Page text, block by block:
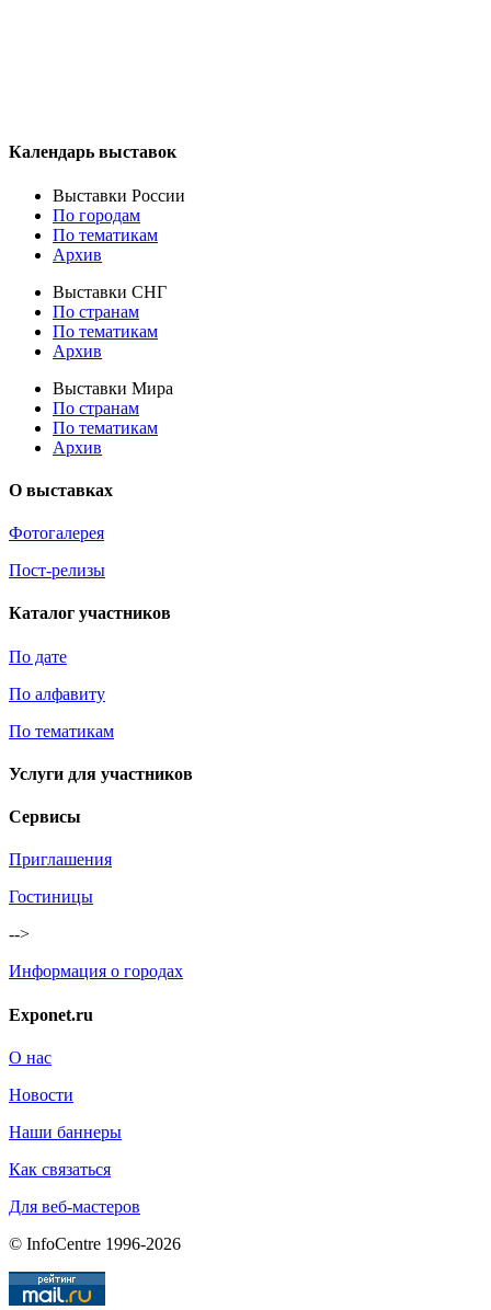
Календарь выставок
Выставки России
По городам
По тематикам
Архив
Выставки СНГ
По странам
По тематикам
Архив
Выставки Мира
По странам
По тематикам
Архив
О выставках
Фотогалерея
Пост-релизы
Каталог участников
По дате
По алфавиту
По тематикам
Услуги для участников
Сервисы
Приглашения
Гостиницы
-->
Информация о городах
Exponet.ru
О нас
Новости
Наши баннеры
Как связаться
Для веб-мастеров
© InfoCentre 1996-2026